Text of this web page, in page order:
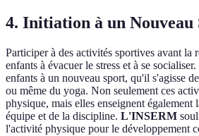
4. Initiation à un Nouveau
Participer à des activités sportives avant la
enfants à évacuer le stress et à se
enfants à un nouveau sport, qu'il s'agisse
ou même du yoga. Non seulement ces
physique, mais elles enseignent également
équipe et de la discipline. L'INSERM
l'activité physique pour le développement